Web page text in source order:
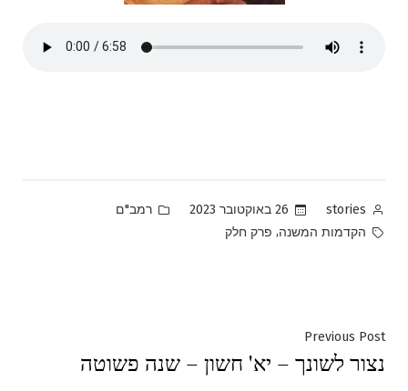
Posted
by
stories 26 באוקטובר 2023
Posted
רמב"ם
Tags:
הקדמות המשנה, פרק חלק
ניווט
Previous Post
post:
נצור לשונך – יא' חשון – שנה פשוטה